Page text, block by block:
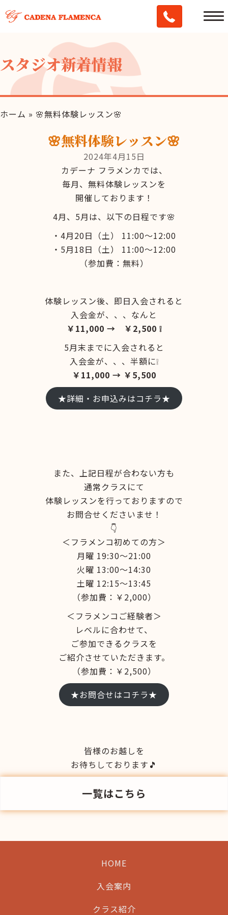
スタジオ新着情報
ホーム » 🌸無料体験レッスン🌸
🌸無料体験レッスン🌸
2024年4月15日
カデーナ フラメンカでは、
毎月、無料体験レッスンを
開催しております！
4月、5月は、以下の日程です🌸
・4月20日（土） 11:00～12:00
・5月18日（土） 11:00～12:00
（参加費：無料）
体験レッスン後、即日入会されると
入会金が、、、なんと
￥11,000 → ￥2,500 ❕
5月末までに入会されると
入会金が、、、半額に❕
￥11,000 → ￥5,500
★詳細・お申込みはコチラ★
また、上記日程が合わない方も
通常クラスにて
体験レッスンを行っておりますので
お問合せくださいませ！
👇
＜フラメンコ初めての方＞
月曜 19:30～21:00
火曜 13:00～14:30
土曜 12:15～13:45
（参加費：￥2,000）
＜フラメンコご経験者＞
レベルに合わせて、
ご参加できるクラスを
ご紹介させていただきます。
（参加費：￥2,500）
★お問合せはコチラ★
皆様のお越しを
お待ちしております🎵
一覧はこちら
HOME
入会案内
クラス紹介